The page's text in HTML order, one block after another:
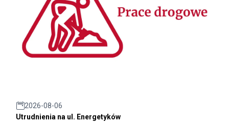
2026-08-06
Utrudnienia na ul. Energetyków